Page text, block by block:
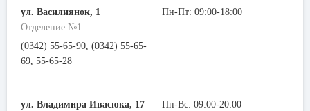
ул. Василиянок, 1
Отделение №1
(0342) 55-65-90, (0342) 55-65-
69, 55-65-28
Пн-Пт: 09:00-18:00
ул. Владимира Ивасюка, 17
Пн-Вс: 09:00-20:00